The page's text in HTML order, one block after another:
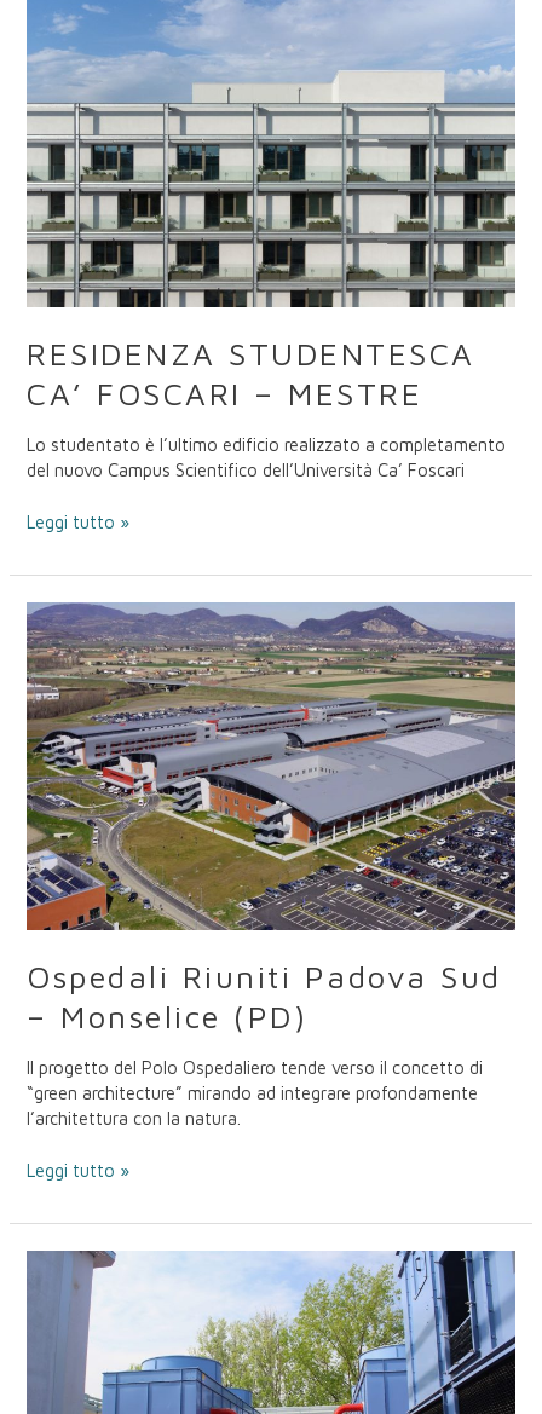
RESIDENZA STUDENTESCA
CA’ FOSCARI – MESTRE
Lo studentato è l’ultimo edificio realizzato a completamento
del nuovo Campus Scientifico dell’Università Ca’ Foscari
STUDENTESCA
CA’
FOSCARI
MESTRE
Leggi tutto »
Ospedali Riuniti Padova Sud
– Monselice (PD)
Il progetto del Polo Ospedaliero tende verso il concetto di
“green architecture” mirando ad integrare profondamente
l’architettura con la natura.
Ospedali
Riuniti
Padova
Sud
–
Monselice
(PD)
Leggi tutto »
Aeroporto